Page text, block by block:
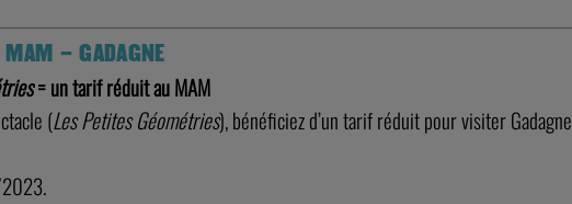
MAM – GADAGNE
= un tarif réduit au MAM
(Les Petites Géométries), bénéficiez d’un tarif réduit pour visiter Gadagne